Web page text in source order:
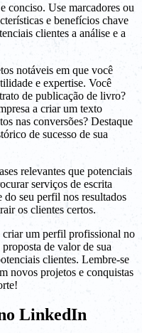
conciso. Use marcadores ou
e benefícios chave
clientes a análise e a
notáveis em que você
e expertise. Você
de publicação de livro?
a criar um texto
nas conversões? Destaque
de sucesso de sua
relevantes que potenciais
serviços de escrita
seu perfil nos resultados
os clientes certos.
criar um perfil profissional no
de valor de sua
clientes. Lembre-se
novos projetos e conquistas
LinkedIn